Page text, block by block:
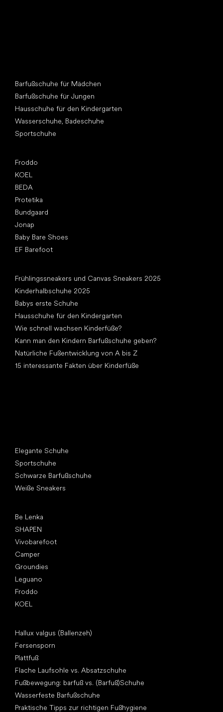
Barfußschuhe für Mädchen
Barfußschuhe für Jungen
Hausschuhe für den Kindergarten
Wasserschuhe, Badeschuhe
Sportschuhe
Froddo
KOEL
BEDA
Protetika
Bundgaard
Jonap
Baby Bare Shoes
EF Barefoot
Frühlingssneakers und Canvas Sneakers 2025
Kinderhalbschuhe 2025
Babys erste Schuhe
Hausschuhe für den Kindergarten
Wie schnell wachsen Kinderfüße?
Kann man den Kindern Barfußschuhe geben?
Natürliche Fußentwicklung von A bis Z
15 interessante Fakten über Kinderfüße
Elegante Schuhe
Sportschuhe
Schwarze Barfußschuhe
Weiße Sneakers
Be Lenka
SHAPEN
Vivobarefoot
Camper
Groundies
Leguano
Froddo
KOEL
Hallux valgus (Ballenzeh)
Fersensporn
Plattfuß
Flache Laufsohle vs. Absatzschuhe
Fußbewegung: barfuß vs. (Barfuß)Schuhe
Wasserfeste Barfußschuhe
Praktische Tipps zur richtigen Fußhygiene